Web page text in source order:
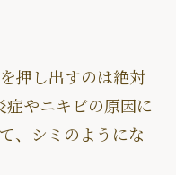
押し出すのは絶対
やニキビの原因に
、シミのようにな